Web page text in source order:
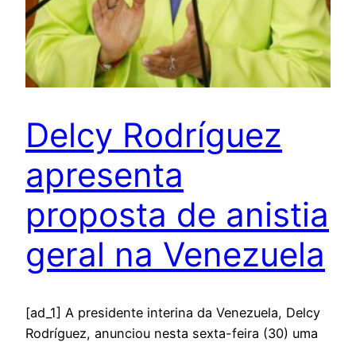
Delcy Rodríguez
apresenta
proposta de anistia
geral na Venezuela
[ad_1] A presidente interina da Venezuela, Delcy
Rodríguez, anunciou nesta sexta-feira (30) uma